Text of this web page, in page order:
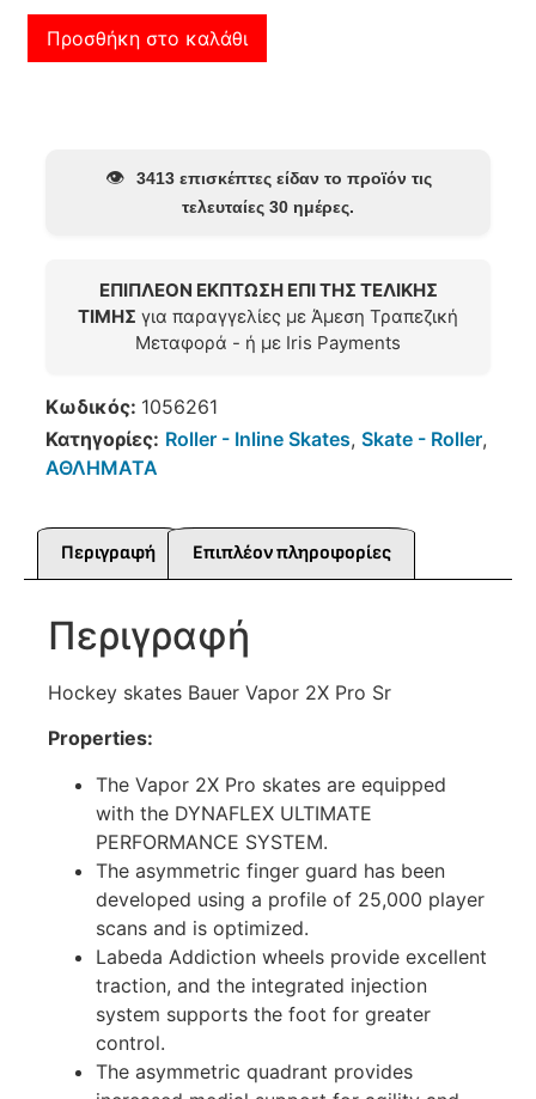
Προσθήκη στο καλάθι
👁️
3413 επισκέπτες είδαν το προϊόν τις
τελευταίες 30 ημέρες.
ΕΠΙΠΛΕΟΝ ΕΚΠΤΩΣΗ ΕΠΙ ΤΗΣ ΤΕΛΙΚΗΣ
ΤΙΜΗΣ για παραγγελίες με Άμεση Τραπεζική
Μεταφορά - ή με Iris Payments
Κωδικός: 1056261
Κατηγορίες: Roller - Inline Skates, Skate - Roller,
ΑΘΛΗΜΑΤΑ
Περιγραφή Επιπλέον πληροφορίες
Περιγραφή
Hockey skates Bauer Vapor 2X Pro Sr
Properties:
The Vapor 2X Pro skates are equipped
with the DYNAFLEX ULTIMATE
PERFORMANCE SYSTEM.
The asymmetric finger guard has been
developed using a profile of 25,000 player
scans and is optimized.
Labeda Addiction wheels provide excellent
traction, and the integrated injection
system supports the foot for greater
control.
The asymmetric quadrant provides